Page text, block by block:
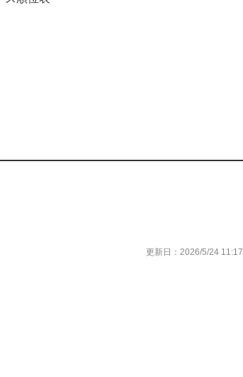
更新日：2026/5/24 11:17